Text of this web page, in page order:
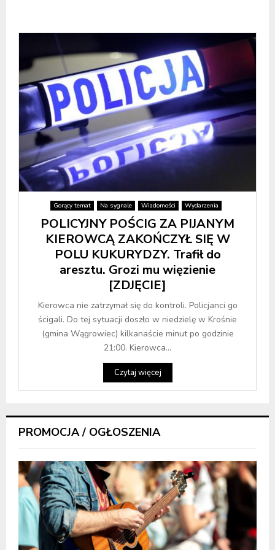
Gorący temat Na sygnale Wiadomości Wydarzenia
POLICYJNY POŚCIG ZA PIJANYM
KIEROWCĄ ZAKOŃCZYŁ SIĘ W
POLU KUKURYDZY. Trafił do
aresztu. Grozi mu więzienie
[ZDJĘCIE]
Kierowca nie zatrzymał się do kontroli. Policjanci go
ścigali. Do tej sytuacji doszło w niedzielę w Krośnie
(gmina Wągrowiec) kilkanaście minut po godzinie
21:00. Kierowca...
Czytaj więcej
PROMOCJA / OGŁOSZENIA